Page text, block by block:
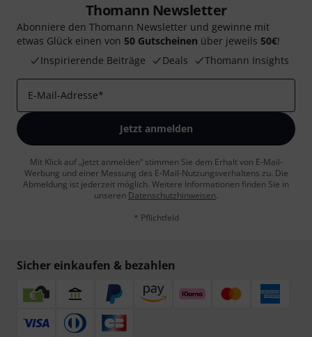
Thomann Newsletter
Abonniere den Thomann Newsletter und gewinne mit
etwas Glück einen von 50 Gutscheinen über jeweils 50€!
Inspirierende Beiträge
Deals Thomann Insights
E-Mail-Adresse*
Jetzt anmelden
Mit Klick auf „Jetzt anmelden“ stimmen Sie dem Erhalt von E-Mail-
Werbung und einer Messung des E-Mail-Nutzungsverhaltens zu. Die
Abmeldung ist jederzeit möglich. Weitere Informationen finden Sie in
unseren Datenschutzhinweisen.
* Pflichtfeld
Sicher einkaufen & bezahlen